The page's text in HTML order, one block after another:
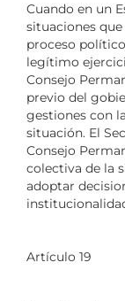
Cuando en un
situaciones
proceso
legítimo
Consejo
previo del
gestiones con
situación. El
Consejo
colectiva de la
adoptar
Artículo 19